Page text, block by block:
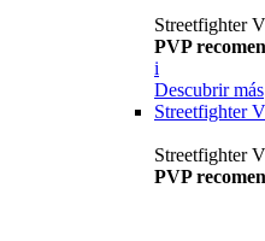
Streetfighter
PVP
i
Descubrir más
Streetfighter
Streetfighter
PVP